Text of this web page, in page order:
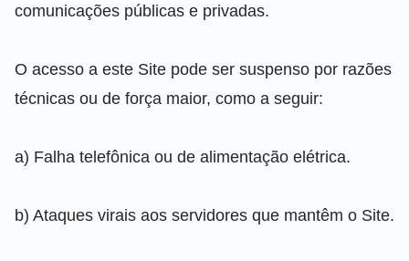
comunicações públicas e privadas.
O acesso a este Site pode ser suspenso por razões
técnicas ou de força maior, como a seguir:
a) Falha telefônica ou de alimentação elétrica.
b) Ataques virais aos servidores que mantêm o Site.